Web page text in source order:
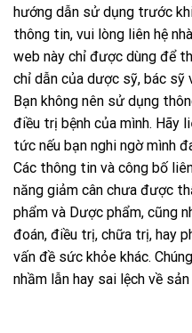
hướng dẫn sử dụng trước
thông tin, vui lòng liên hệ
web này chỉ được dùng để
chỉ dẫn của dược sỹ, bác sỹ
Bạn không nên sử dụng
điều trị bệnh của mình. Hãy
tức nếu bạn nghi ngờ mình
Các thông tin và công bố
năng giảm cân chưa được
phẩm và Dược phẩm, cũng
đoán, điều trị, chữa trị, hay
vấn đề sức khỏe khác.
nhầm lẫn hay sai lệch về sản